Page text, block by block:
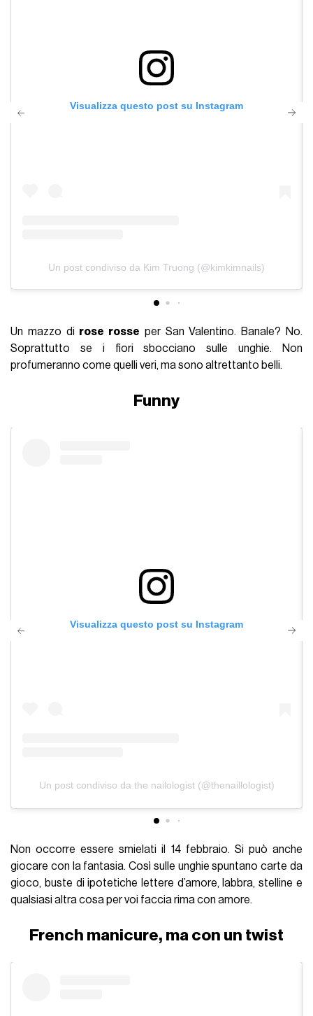
Visualizza questo post su Instagram
Un post condiviso da Kim Truong (@kimkimnails)
Un mazzo di rose rosse per San Valentino. Banale? No.
Soprattutto se i fiori sbocciano sulle unghie. Non
profumeranno come quelli veri, ma sono altrettanto belli.
Funny
Visualizza questo post su Instagram
Un post condiviso da the nailologist (@thenaillologist)
Non occorre essere smielati il 14 febbraio. Si può anche
giocare con la fantasia. Così sulle unghie spuntano carte da
gioco, buste di ipotetiche lettere d’amore, labbra, stelline e
qualsiasi altra cosa per voi faccia rima con amore.
French manicure, ma con un twist